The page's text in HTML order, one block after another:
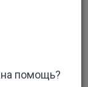
помощь?